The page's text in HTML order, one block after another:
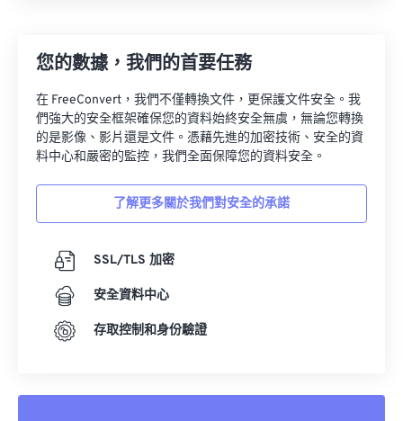
您的數據，我們的首要任務
在 FreeConvert，我們不僅轉換文件，更保護文件安全。我
們強大的安全框架確保您的資料始終安全無虞，無論您轉換
的是影像、影片還是文件。憑藉先進的加密技術、安全的資
料中心和嚴密的監控，我們全面保障您的資料安全。
了解更多關於我們對安全的承諾
SSL/TLS 加密
安全資料中心
存取控制和身份驗證